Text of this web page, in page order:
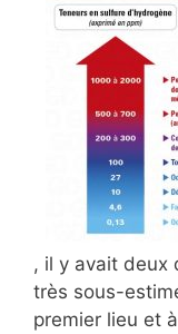
, il y avait deux
très sous-
premier lieu et